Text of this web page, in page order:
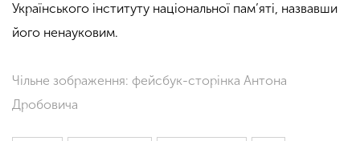
Українського інституту національної пам’яті, назвавши
його ненауковим.
Чільне зображення: фейсбук-сторінка Антона
Дробовича